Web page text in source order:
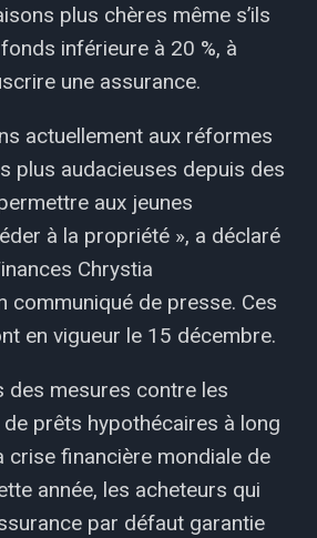
plus chères même s’ils
inférieure à 20 %, à
une assurance.
actuellement aux réformes
plus audacieuses depuis des
aux jeunes
à la propriété », a déclaré
Chrystia
communiqué de presse. Ces
en vigueur le 15 décembre.
des mesures contre les
prêts hypothécaires à long
crise financière mondiale de
année, les acheteurs qui
par défaut garantie